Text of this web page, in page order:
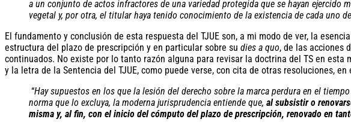
a un conjunto de actos infractores de una variedad protegida que se hayan ejercido
vegetal y, por otra, el titular haya tenido conocimiento de la existencia de cada
El fundamento y conclusión de esta respuesta del TJUE son, a mi modo de ver, la
estructura del plazo de prescripción y en particular sobre su dies a quo, de las acciones
continuados. No existe por lo tanto razón alguna para revisar la doctrina del TS en
y la letra de la Sentencia del TJUE, como puede verse, con cita de otras resoluciones,
“Hay supuestos en los que la lesión del derecho sobre la marca perdura en el
norma que lo excluya, la moderna jurisprudencia entiende que, al subsistir o
misma y, al fin, con el inicio del cómputo del plazo de prescripción, renovado en